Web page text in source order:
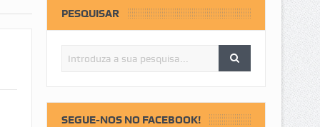
PESQUISAR
SEGUE-NOS NO FACEBOOK!